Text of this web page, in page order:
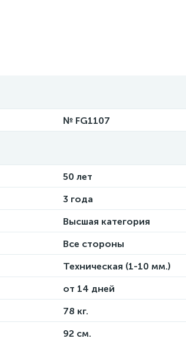
№ FG1107
50 лет
3 года
Высшая категория
Все стороны
Техническая (1-10 мм.)
от 14 дней
78 кг.
92 см.